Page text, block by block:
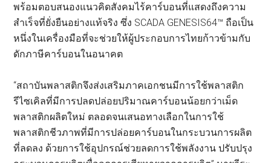
พร้อมตอบสนองแนวคิดสังคมไร้คาร์บอนที่แสดงถึงความ
สำเร็จที่ยั่งยืนอย่างแท้จริง ซึ่ง SCADA GENESIS64™ ถือเป็น
หนึ่งในเครื่องมือที่จะช่วยให้ผู้ประกอบการไทยก้าวข้ามกับ
ดักภาษีคาร์บอนในอนาคต
“สถาบันพลาสติกจึงส่งเสริมภาคเอกชนมีการใช้พลาสติก
รีไซเคิลที่มีการปลดปล่อยปริมาณคาร์บอนน้อยกว่าเม็ด
พลาสติกผลิตใหม่ ตลอดจนเสนอทางเลือกในการใช้
พลาสติกชีวภาพที่มีการปล่อยคาร์บอนในกระบวนการผลิต
ที่ลดลง ด้วยการใช้อุปกรณ์ช่วยลดการใช้พลังงาน ปรับปรุง